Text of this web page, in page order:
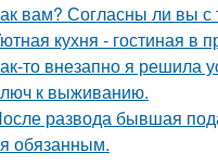
вам? Согласны ли вы с
кухня - гостиная в
то внезапно я решила
к выживанию.
развода бывшая
обязанным.